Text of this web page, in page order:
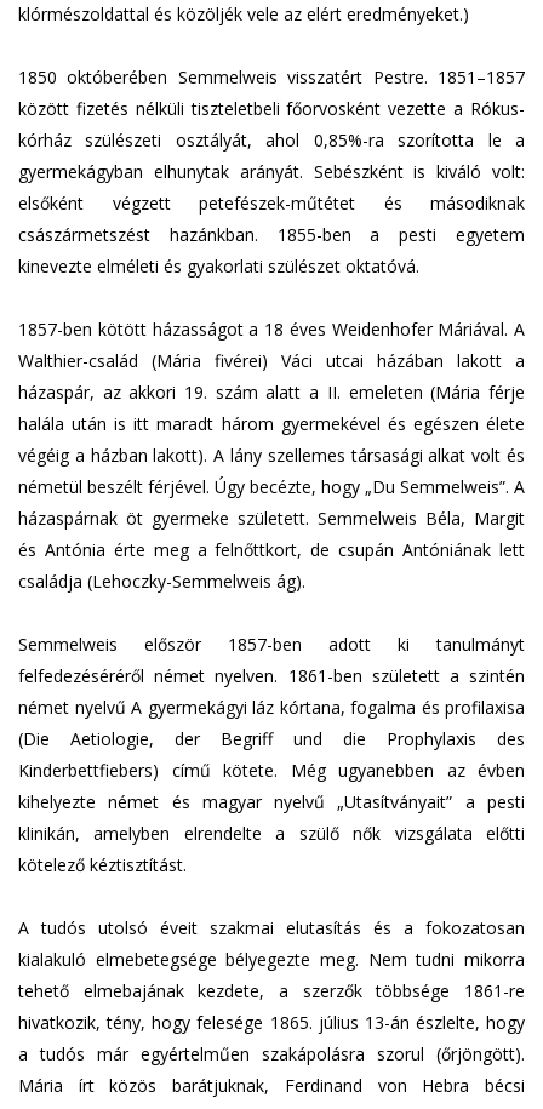
klórmészoldattal és közöljék vele az elért eredményeket.)
1850 októberében Semmelweis visszatért Pestre. 1851–1857
között fizetés nélküli tiszteletbeli főorvosként vezette a Rókus-
kórház szülészeti osztályát, ahol 0,85%-ra szorította le a
gyermekágyban elhunytak arányát. Sebészként is kiváló volt:
elsőként végzett petefészek-műtétet és másodiknak
császármetszést hazánkban. 1855-ben a pesti egyetem
kinevezte elméleti és gyakorlati szülészet oktatóvá.
1857-ben kötött házasságot a 18 éves Weidenhofer Máriával. A
Walthier-család (Mária fivérei) Váci utcai házában lakott a
házaspár, az akkori 19. szám alatt a II. emeleten (Mária férje
halála után is itt maradt három gyermekével és egészen élete
végéig a házban lakott). A lány szellemes társasági alkat volt és
németül beszélt férjével. Úgy becézte, hogy „Du Semmelweis”. A
házaspárnak öt gyermeke született. Semmelweis Béla, Margit
és Antónia érte meg a felnőttkort, de csupán Antóniának lett
családja (Lehoczky-Semmelweis ág).
Semmelweis először 1857-ben adott ki tanulmányt
felfedezéséréről német nyelven. 1861-ben született a szintén
német nyelvű A gyermekágyi láz kórtana, fogalma és profilaxisa
(Die Aetiologie, der Begriff und die Prophylaxis des
Kinderbettfiebers) című kötete. Még ugyanebben az évben
kihelyezte német és magyar nyelvű „Utasítványait” a pesti
klinikán, amelyben elrendelte a szülő nők vizsgálata előtti
kötelező kéztisztítást.
A tudós utolsó éveit szakmai elutasítás és a fokozatosan
kialakuló elmebetegsége bélyegezte meg. Nem tudni mikorra
tehető elmebajának kezdete, a szerzők többsége 1861-re
hivatkozik, tény, hogy felesége 1865. július 13-án észlelte, hogy
a tudós már egyértelműen szakápolásra szorul (őrjöngött).
Mária írt közös barátjuknak, Ferdinand von Hebra bécsi